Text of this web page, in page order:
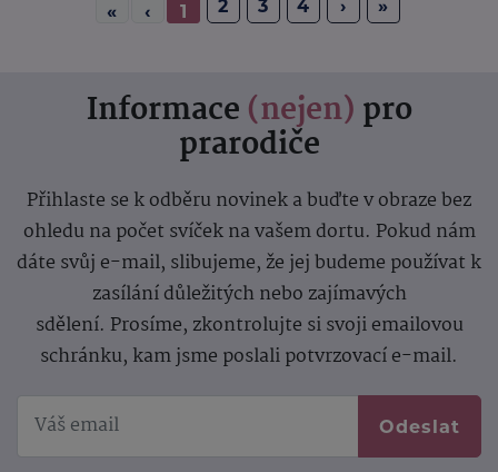
« ‹ 1 2 3 4 › »
Informace (nejen) pro
prarodiče
Přihlaste se k odběru novinek a buďte v obraze bez
ohledu na počet svíček na vašem dortu. Pokud nám
dáte svůj e-mail, slibujeme, že jej budeme používat k
zasílání důležitých nebo zajímavých
sdělení. Prosíme, zkontrolujte si svoji emailovou
schránku, kam jsme poslali potvrzovací e-mail.
Odeslat